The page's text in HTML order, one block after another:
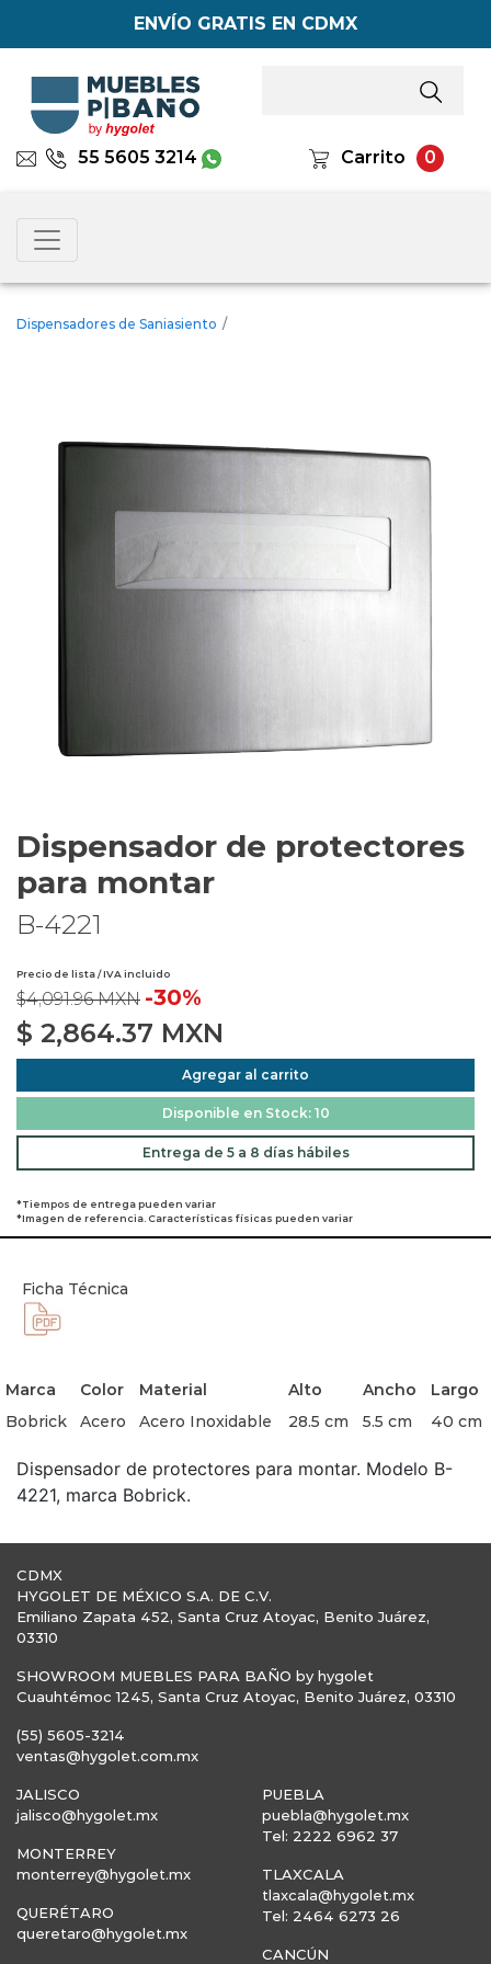
ENVÍO GRATIS EN CDMX
55 5605 3214 Carrito 0
Dispensadores de Saniasiento /
Dispensador de protectores
para montar
B-4221
Precio de lista / IVA incluido
$4,091.96 MXN -30%
$ 2,864.37 MXN
Agregar al carrito
Disponible en Stock: 10
Entrega de 5 a 8 días hábiles
*Tiempos de entrega pueden variar
*Imagen de referencia. Características físicas pueden variar
Ficha Técnica
Marca Color Material Alto Ancho
Largo
Bobrick
Acero Acero Inoxidable 28.5 cm 5.5 cm 40 cm
Dispensador de protectores para montar. Modelo B-
4221, marca Bobrick.
CDMX
HYGOLET DE MÉXICO S.A. DE C.V.
Emiliano Zapata 452, Santa Cruz Atoyac, Benito Juárez,
03310
SHOWROOM MUEBLES PARA BAÑO by hygolet
Cuauhtémoc 1245, Santa Cruz Atoyac, Benito Juárez, 03310
(55) 5605-3214
ventas@hygolet.com.mx
JALISCO
jalisco@hygolet.mx
MONTERREY
monterrey@hygolet.mx
QUERÉTARO
queretaro@hygolet.mx
PUEBLA
puebla@hygolet.mx
Tel: 2222 6962 37
TLAXCALA
tlaxcala@hygolet.mx
Tel: 2464 6273 26
CANCÚN